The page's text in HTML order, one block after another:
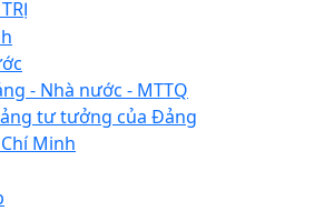
- Nhà nước - MTTQ
tư tưởng của Đảng
Minh